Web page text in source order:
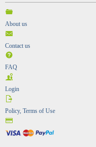
About us
Contact us
FAQ
Login
Policy, Terms of Use